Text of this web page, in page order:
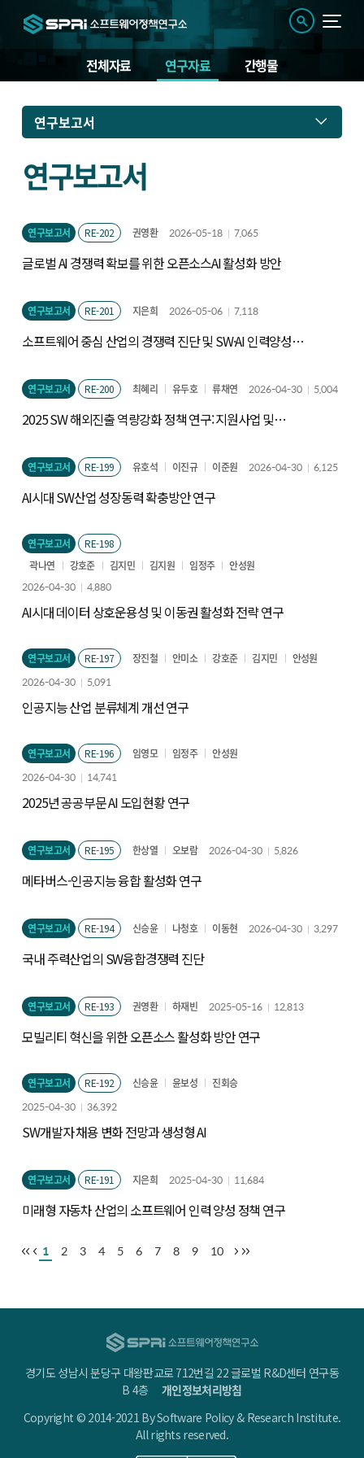
전체자료 연구자료 간행물
연구보고서
연구보고서
연구보고서 RE-202 권영환 2026-05-18 7,065
글로벌 AI 경쟁력 확보를 위한 오픈소스AI 활성화 방안
연구보고서 RE-201 지은희 2026-05-06 7,118
소프트웨어 중심 산업의 경쟁력 진단 및 SW·AI 인력양성
연구보고서 RE-200 최혜리 유두호 류채연 2026-04-30 5,004
2025 SW 해외진출 역량강화 정책 연구: 지원사업 및
연구보고서 RE-199 유호석 이진규 이준원 2026-04-30 6,125
AI시대 SW산업 성장동력 확충방안 연구
연구보고서 RE-198
곽나연 강호준 김지민 김지원 임정주
안성원
2026-04-30
4,880
AI시대 데이터 상호운용성 및 이동권 활성화 전략 연구
연구보고서 RE-197 장진철 안미소 강호준 김지민
안성원
2026-04-30
5,091
인공지능 산업 분류체계 개선 연구
연구보고서 RE-196 임영모 임정주
안성원
2026-04-30
14,741
2025년 공공부문 AI 도입현황 연구
연구보고서 RE-195 한상열 오보람 2026-04-30 5,826
메타버스-인공지능 융합 활성화 연구
연구보고서 RE-194 신승윤 나청호 이동현 2026-04-30 3,297
국내 주력산업의 SW융합경쟁력 진단
연구보고서 RE-193 권영환 하재빈 2025-05-16 12,813
모빌리티 혁신을 위한 오픈소스 활성화 방안 연구
연구보고서 RE-192 신승윤 윤보성
진회승
2025-04-30
36,392
SW개발자 채용 변화 전망과 생성형 AI
연구보고서 RE-191 지은희 2025-04-30 11,684
미래형 자동차 산업의 소프트웨어 인력 양성 정책 연구
1 2 3 4 5 6 7 8 9 10
경기도 성남시 분당구 대왕판교로 712번길 22 글로벌 R&D센터 연구동
B 4층개인정보처리방침
Copyright © 2014-2021 By Software Policy & Research Institute.
All rights reserved.